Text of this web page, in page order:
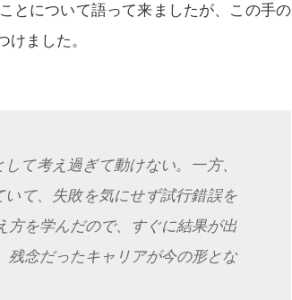
とについて語って来ましたが、この手の
ました。
て考え過ぎて動けない。一方、
て、失敗を気にせず試行錯誤を
方を学んだので、すぐに結果が出
残念だったキャリアが今の形とな